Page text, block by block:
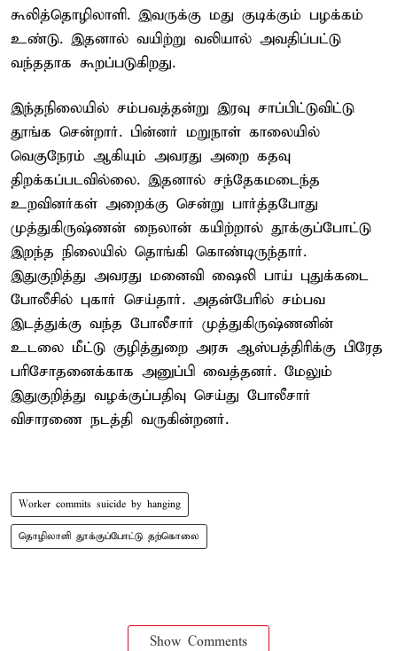
கூலித்தொழிலாளி. இவருக்கு மது குடிக்கும் பழக்கம்
உண்டு. இதனால் வயிற்று வலியால் அவதிப்பட்டு
வந்ததாக கூறப்படுகிறது.
இந்தநிலையில் சம்பவத்தன்று இரவு சாப்பிட்டுவிட்டு
தூங்க சென்றார். பின்னர் மறுநாள் காலையில்
வெகுநேரம் ஆகியும் அவரது அறை கதவு
திறக்கப்படவில்லை. இதனால் சந்தேகமடைந்த
உறவினர்கள் அறைக்கு சென்று பார்த்தபோது
முத்துகிருஷ்ணன் நைலான் கயிற்றால் தூக்குப்போட்டு
இறந்த நிலையில் தொங்கி கொண்டிருந்தார்.
இதுகுறித்து அவரது மனைவி ஷைலி பாய் புதுக்கடை
போலீசில் புகார் செய்தார். அதன்பேரில் சம்பவ
இடத்துக்கு வந்த போலீசார் முத்துகிருஷ்ணனின்
உடலை மீட்டு குழித்துறை அரசு ஆஸ்பத்திரிக்கு பிரேத
பரிசோதனைக்காக அனுப்பி வைத்தனர். மேலும்
இதுகுறித்து வழக்குப்பதிவு செய்து போலீசார்
விசாரணை நடத்தி வருகின்றனர்.
Worker commits suicide by hanging
தொழிலாளி தூக்குப்போட்டு தற்கொலை
Show Comments